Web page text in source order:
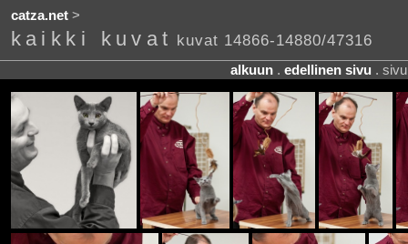
catza.net>
kaikki kuvat kuvat 14866-14880/47316
alkuun . edellinen sivu .